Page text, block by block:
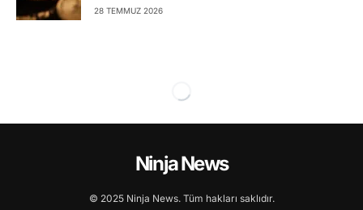
28 TEMMUZ 2026
Ninja News
© 2025 Ninja News. Tüm hakları saklıdır.